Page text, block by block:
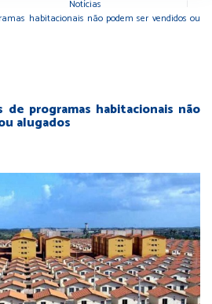
Notícias
habitacionais não podem ser vendidos ou
de programas habitacionais não
alugados